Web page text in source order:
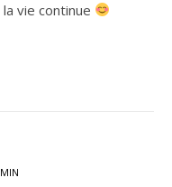
vie continue